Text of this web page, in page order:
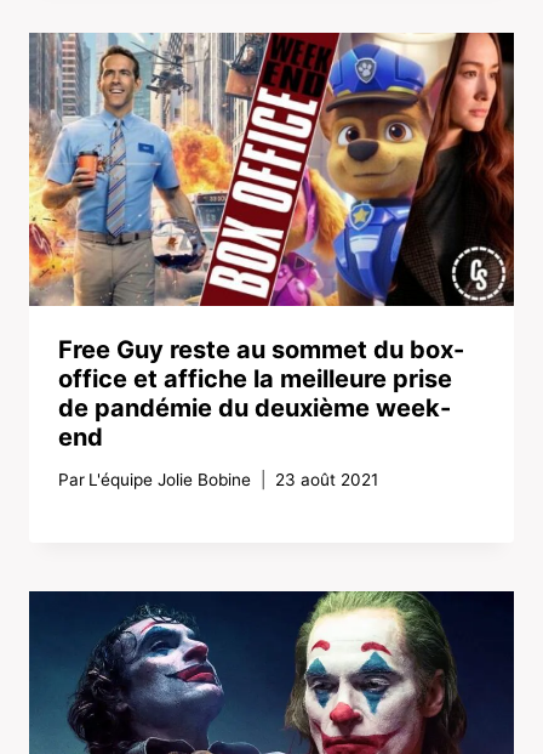
Free Guy reste au sommet du box-
office et affiche la meilleure prise
de pandémie du deuxième week-
end
Par L'équipe Jolie Bobine 23 août 2021